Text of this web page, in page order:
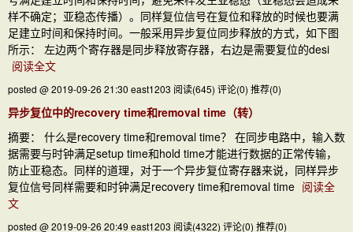
样不确定；亚稳态传播）。同样复位信号在复位和释放的时候也要满
足建立时间和保持时间。一般采用异步复位同步释放的方式，如下图
所示： 左边两个寄存器是同步释放寄存器，右边是需要复位的desi
阅读全文
posted @ 2019-09-26 21:30 east1203 阅读(645) 评论(0) 推荐(0)
异步复位中的recovery time和removal time（转）
摘要： 什么是recovery time和removal time？ 在同步电路中，输入数
据需要与时钟满足setup time和hold time才能进行数据的正常传输，
防止亚稳态。同样的道理，对于一个异步复位寄存器来说，同样异步
复位信号同样需要和时钟满足recovery time和removal time 阅读全
文
posted @ 2019-09-26 20:49 east1203 阅读(4322) 评论(0) 推荐(0)